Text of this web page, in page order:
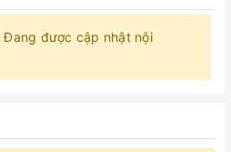
Đang được cập nhật nội